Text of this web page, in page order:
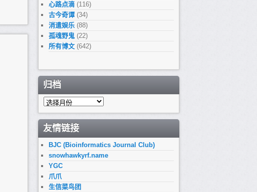
心路点滴 (116)
古今奇谭 (34)
消遣娱乐 (88)
孤魂野鬼 (22)
所有博文 (642)
归档
归
友情链接
BJC (Bioinformatics Journal Club)
snowhawkyrf.name
YGC
爪爪
生信菜鸟团